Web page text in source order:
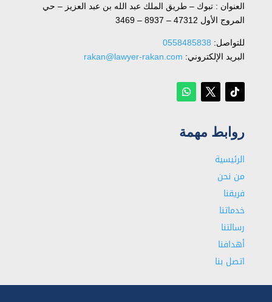
العنوان : تبوك – طريق الملك عبد الله بن عبد العزيز – حي
المروج الأول 47312 – 8937 – 3469
للتواصل: ⁦ 0558485838
البريد الإلكتروني: rakan@lawyer-rakan.com
روابط مهمة
الرئيسية
من نحن
فريقنا
خدماتنا
رسالتنا
أهدافنا
اتصل بنا